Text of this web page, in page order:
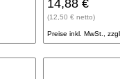
14,88 €
(12,50 € netto)
Preise inkl. MwSt.,